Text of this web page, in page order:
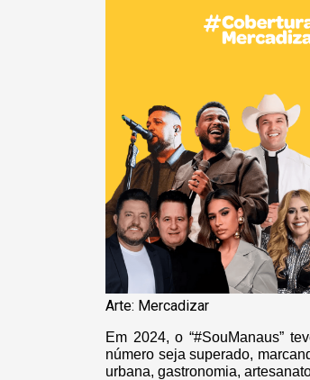
Arte: Mercadizar
Em 2024, o “#SouManaus”
número seja superado,
urbana, gastronomia,